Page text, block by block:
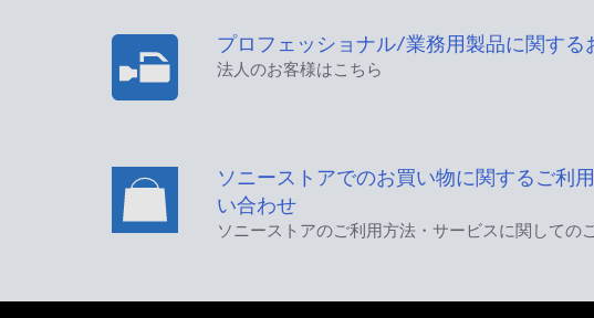
プロフェッショナル/業務用製品に関する
法人のお客様はこちら
ソニーストアでのお買い物に関するご利
い合わせ
ソニーストアのご利用方法・サービスに関しての